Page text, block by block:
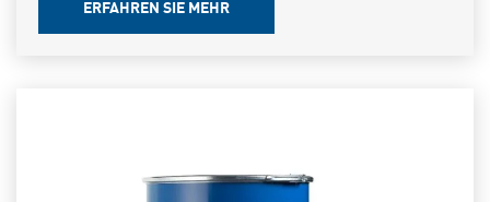
ERFAHREN SIE MEHR